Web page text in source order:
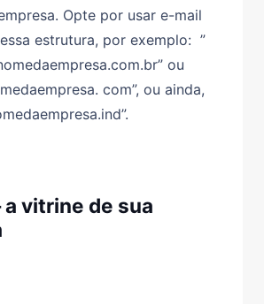
Opte por usar e-mail
estrutura, por exemplo: ”
ou
com”, ou ainda,
a vitrine de sua